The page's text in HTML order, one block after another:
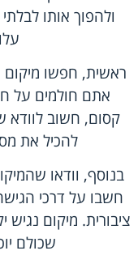
ולהפוך אותו
ראשית, חפשו מיקום
אתם חולמים על
קסום, חשוב לוודא
להכיל את
בנוסף, וודאו
חשבו על דרכי
ציבורית. מיקום נגיש
שכולם